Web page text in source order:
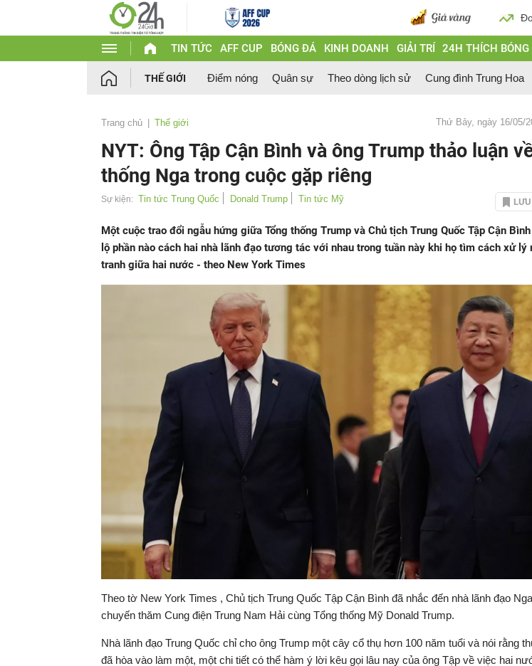
TIN TỨC AFF CUP BÓNG ĐÁ KINH DOANH GIẢI TRÍ 24H THÍCH
THẾ GIỚI Điểm nóng Quân sự Theo dòng lịch sử Cung đình Trung Hoa
Trang chủ Thế giới Thứ Bảy, ngày 16/05/
NYT: Ông Tập Cận Bình và ông Trump thảo luận
thống Nga trong cuộc gặp riêng
Sự kiện: Tin tức Trung Quốc Donald Trump Tin tức Mỹ
Một cuộc trao đổi ngẫu hứng giữa Tổng thống Trump và Chủ tịch Trung Quốc Tập Cận
lộ phần nào cách hai nhà lãnh đạo tương tác với nhau trong tuần này khi họ tìm cách xử lý
tranh giữa hai nước - theo New York Times
Theo tờ New York Times , Chủ tịch Trung Quốc Tập Cận Bình đã nhắc đến nhà lãnh đạo
chuyến thăm Cung điện Trung Nam Hải cùng Tổng thống Mỹ Donald Trump.
Nhà lãnh đạo Trung Quốc chỉ cho ông Trump một cây cổ thụ hơn 100 năm tuổi và nói rằng
đã hòa vào làm một, một chi tiết có thể hàm ý lời kêu gọi lâu nay của ông Tập về việc hai